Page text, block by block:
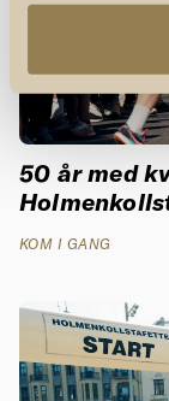
50 år med
KOM I GANG